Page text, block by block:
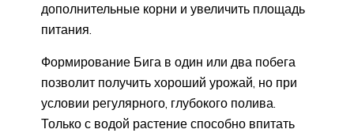
дополнительные корни и увеличить площадь
питания.
Формирование Бига в один или два побега
позволит получить хороший урожай, но при
условии регулярного, глубокого полива.
Только с водой растение способно впитать